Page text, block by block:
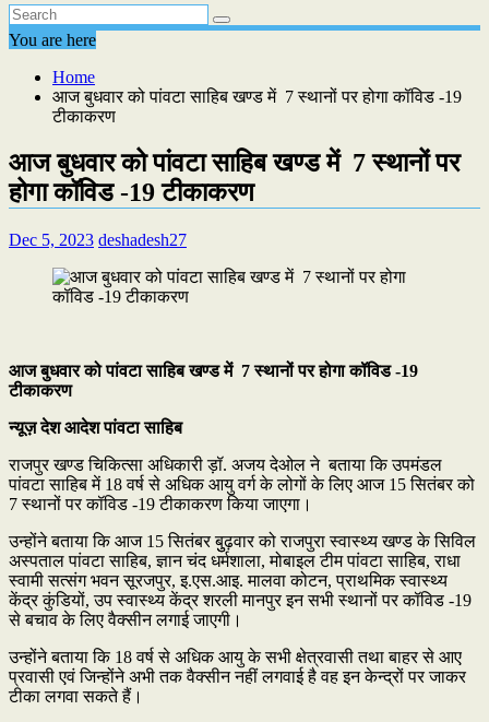
You are here
Home
आज बुधवार को पांवटा साहिब खण्ड में 7 स्थानों पर होगा कॉविड -19
टीकाकरण
आज बुधवार को पांवटा साहिब खण्ड में 7 स्थानों पर
होगा कॉविड -19 टीकाकरण
Dec 5, 2023 deshadesh27
आज बुधवार को पांवटा साहिब खण्ड में 7 स्थानों पर होगा कॉविड -19
टीकाकरण
न्यूज़ देश आदेश पांवटा साहिब
राजपुर खण्ड चिकित्सा अधिकारी ड़ॉ. अजय देओल ने बताया कि उपमंडल
पांवटा साहिब में 18 वर्ष से अधिक आयु वर्ग के लोगों के लिए आज 15 सितंबर को
7 स्थानों पर कॉविड -19 टीकाकरण किया जाएगा।
उन्होंने बताया कि आज 15 सितंबर बुुढ़वार को राजपुरा स्वास्थ्य खण्ड के सिविल
अस्पताल पांवटा साहिब, ज्ञान चंद धर्मशाला, मोबाइल टीम पांवटा साहिब, राधा
स्वामी सत्संग भवन सूरजपुर, इ.एस.आइ. मालवा कोटन, प्राथमिक स्वास्थ्य
केंद्र कुंडियों, उप स्वास्थ्य केंद्र शरली मानपुर इन सभी स्थानों पर कॉविड -19
से बचाव के लिए वैक्सीन लगाई जाएगी।
उन्होंने बताया कि 18 वर्ष से अधिक आयु के सभी क्षेत्रवासी तथा बाहर से आए
प्रवासी एवं जिन्होंने अभी तक वैक्सीन नहीं लगवाई है वह इन केन्द्रों पर जाकर
टीका लगवा सकते हैं।